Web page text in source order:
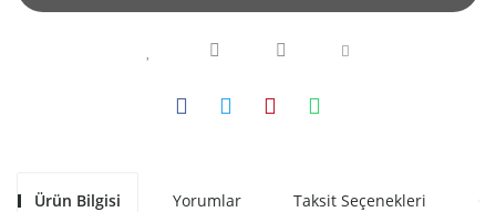
Ürün Bilgisi Yorumlar Taksit Seçenekleri